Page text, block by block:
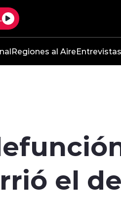
Regiones al AireEntrevistas
el